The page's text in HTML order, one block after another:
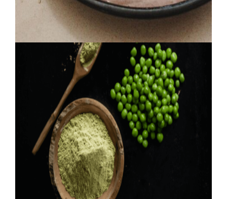
Novinka v Mlyne Trenčan: pohánkový perník jednoducho a
Máte chuť na voňavý domáci perník, ale nechcete hľadať
recept, vážiť množstvo…